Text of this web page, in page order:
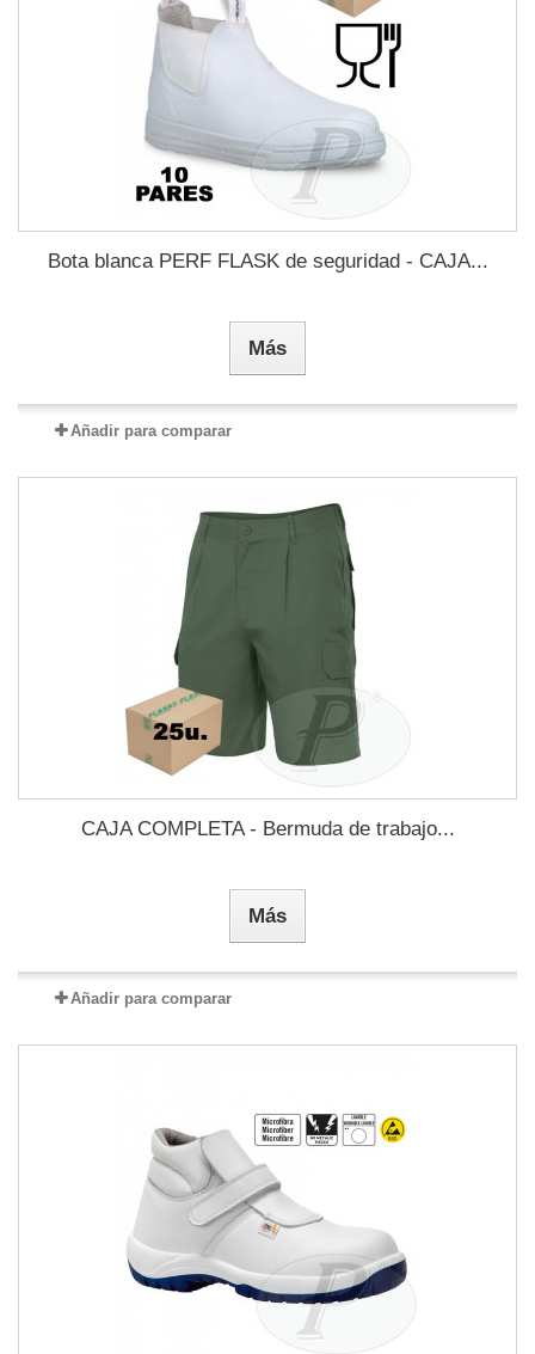
Bota blanca PERF FLASK de seguridad - CAJA...
Más
Añadir para comparar
CAJA COMPLETA - Bermuda de trabajo...
Más
Añadir para comparar